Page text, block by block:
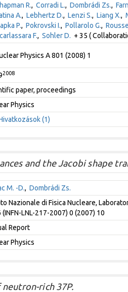
R., Corradi L., Dombrádi Zs.,
A., Lebhertz D., Lenzi S., Liang X.,
P., Pokrovski I., Pollarolo G.,
F., Sohler D. + 35 (
Physics A 801 (2008) 1
2008
paper, proceedings
Physics
(1)
and the Jacobi shape
M. -D., Dombrádi Zs.
Nazionale di Fisica Nucleare,
(INFN-LNL-217-2007) 0 (2007) 10
Report
Physics
rich 37P.